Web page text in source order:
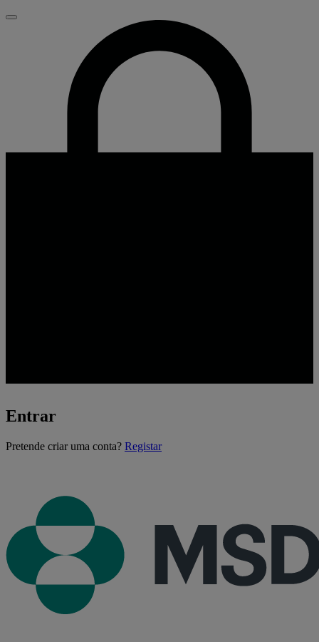
Fechar
Entrar
A
Pretende criar uma conta? Registar